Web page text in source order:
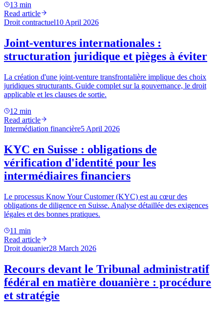
13 min
Read article
Droit contractuel10 April 2026
Joint-ventures internationales :
structuration juridique et pièges à éviter
La création d'une joint-venture transfrontalière implique des choix
juridiques structurants. Guide complet sur la gouvernance, le droit
applicable et les clauses de sortie.
12 min
Read article
Intermédiation financière5 April 2026
KYC en Suisse : obligations de
vérification d'identité pour les
intermédiaires financiers
Le processus Know Your Customer (KYC) est au cœur des
obligations de diligence en Suisse. Analyse détaillée des exigences
légales et des bonnes pratiques.
11 min
Read article
Droit douanier28 March 2026
Recours devant le Tribunal administratif
fédéral en matière douanière : procédure
et stratégie